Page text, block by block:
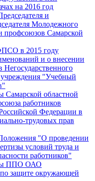
на 2016 год
и
Молодежного
профсоюзов Самарской
в 2015 году
и о внесении
Негосударственного
учреждения "Учебный
Самарской областной
работников
Федерации в
трудовых прав
"О проведении
условий труда и
работников"
ППО ОАО
защите окружающей